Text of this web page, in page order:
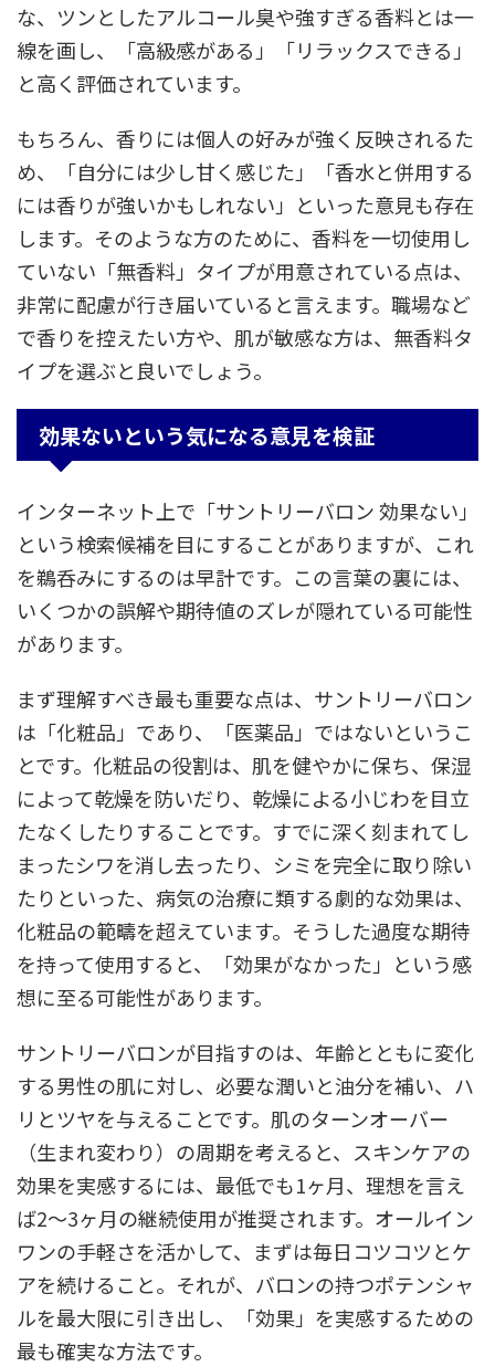
な、ツンとしたアルコール臭や強すぎる香料とは一
線を画し、「高級感がある」「リラックスできる」
と高く評価されています。
もちろん、香りには個人の好みが強く反映されるた
め、「自分には少し甘く感じた」「香水と併用する
には香りが強いかもしれない」といった意見も存在
します。そのような方のために、香料を一切使用し
ていない「無香料」タイプが用意されている点は、
非常に配慮が行き届いていると言えます。職場など
で香りを控えたい方や、肌が敏感な方は、無香料タ
イプを選ぶと良いでしょう。
効果ないという気になる意見を検証
インターネット上で「サントリーバロン 効果ない」
という検索候補を目にすることがありますが、これ
を鵜呑みにするのは早計です。この言葉の裏には、
いくつかの誤解や期待値のズレが隠れている可能性
があります。
まず理解すべき最も重要な点は、サントリーバロン
は「化粧品」であり、「医薬品」ではないというこ
とです。化粧品の役割は、肌を健やかに保ち、保湿
によって乾燥を防いだり、乾燥による小じわを目立
たなくしたりすることです。すでに深く刻まれてし
まったシワを消し去ったり、シミを完全に取り除い
たりといった、病気の治療に類する劇的な効果は、
化粧品の範疇を超えています。そうした過度な期待
を持って使用すると、「効果がなかった」という感
想に至る可能性があります。
サントリーバロンが目指すのは、年齢とともに変化
する男性の肌に対し、必要な潤いと油分を補い、ハ
リとツヤを与えることです。肌のターンオーバー
（生まれ変わり）の周期を考えると、スキンケアの
効果を実感するには、最低でも1ヶ月、理想を言え
ば2〜3ヶ月の継続使用が推奨されます。オールイン
ワンの手軽さを活かして、まずは毎日コツコツとケ
アを続けること。それが、バロンの持つポテンシャ
ルを最大限に引き出し、「効果」を実感するための
最も確実な方法です。